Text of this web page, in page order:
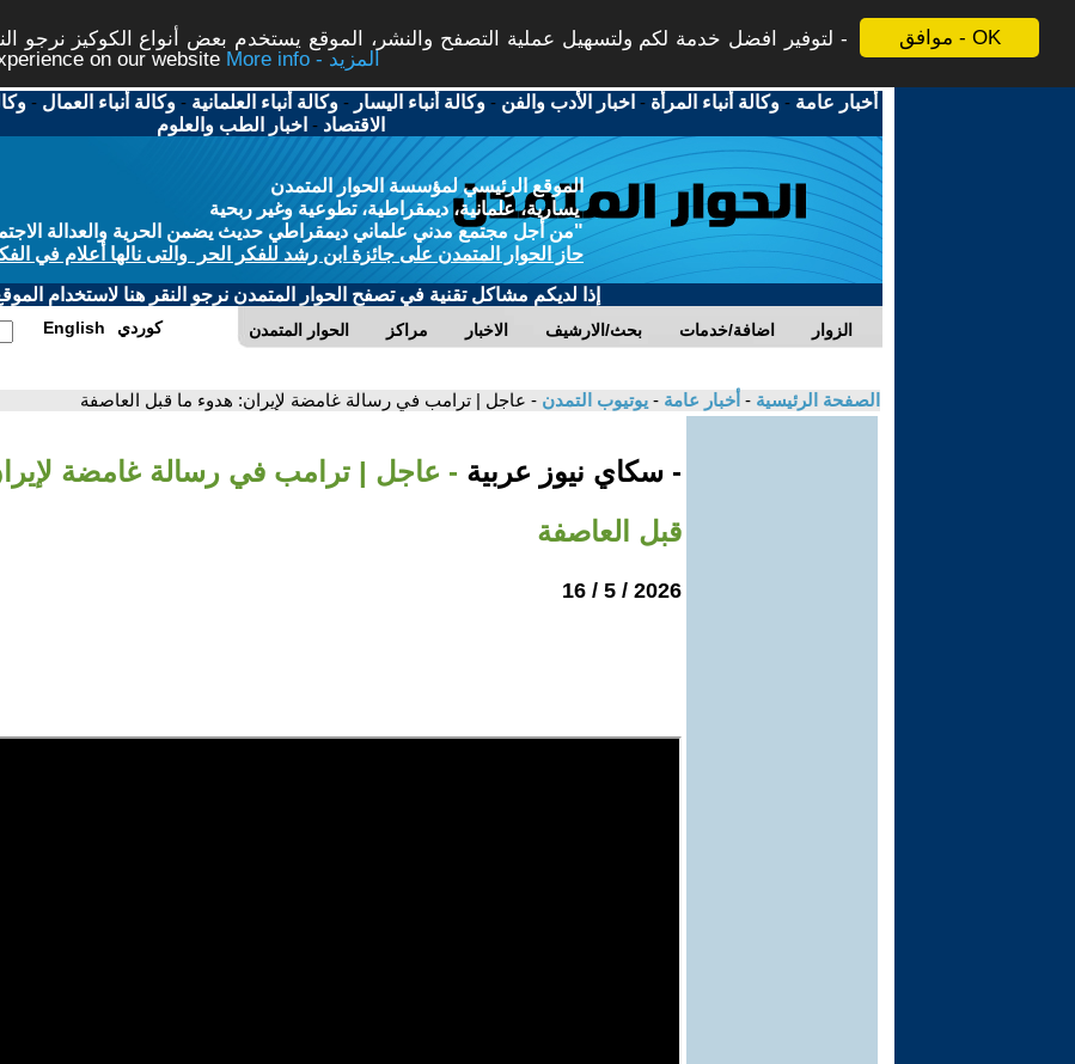
موافق - OK
لتوفير افضل خدمة لكم ولتسهيل عملية التصفح والنشر، الموقع يستخدم بعض أنواع الكوكيز نرجو
on our website
More info - المزيد
أخبار عامة -وكالة أنباء المرأة - اخبار الأدب والفن -وكالة أنباء اليسار -وكالة أنباء العلمانية -وكالة أنباء العمال -
الاقتصاد - اخبار الطب والعلوم
الموقع الرئيسي لمؤسسة الحوار المتمدن
يسارية، علمانية، ديمقراطية، تطوعية وغير ربحية
"من أجل مجتمع مدني علماني ديمقراطي حديث يضمن الحرية والعدالة
حاز الحوار المتمدن على جائزة ابن رشد للفكر الحر والتى نالها أعلام في
إذا لديكم مشاكل تقنية في تصفح الحوار المتمدن نرجو النقر هنا لاستخدام
الحوار المتمدن مراكز الاخبار بحث/الارشيف اضافة/خدمات الزوار English كوردي
الصفحة الرئيسية - أخبار عامة - يوتيوب التمدن - عاجل | ترامب في رسالة غامضة لإيران: هدوء ما قبل العاصفة
- سكاي نيوز عربية - عاجل | ترامب في رسالة غامضة
قبل العاصفة
2026 / 5 / 16